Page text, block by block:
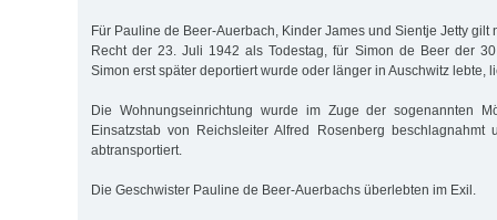
Für Pauline de Beer-Auerbach, Kinder James und Sientje Jetty gilt
Recht der 23. Juli 1942 als Todestag, für Simon de Beer der
Simon erst später deportiert wurde oder länger in Auschwitz lebte,
Die Wohnungseinrichtung wurde im Zuge der sogenannten
Einsatzstab von Reichsleiter Alfred Rosenberg beschlagnahmt
abtransportiert.
Die Geschwister Pauline de Beer-Auerbachs überlebten im Exil.